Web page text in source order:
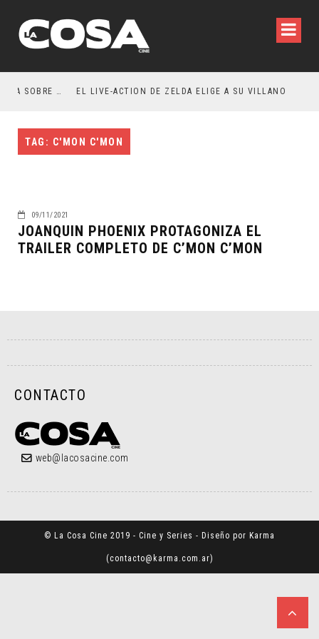
RESEÑA LA INVITACIÓN: OLIVIA WILDE REFLEXIONA SOBRE LA VIDA CONYUGAL EL LIVE-ACTION DE ZELDA ELIGE A SU VILLANO
TAG: C'MON C'MON
09/11/2021
JOANQUIN PHOENIX PROTAGONIZA EL
TRAILER COMPLETO DE C’MON C’MON
CONTACTO
web@lacosacine.com
© La Cosa Cine 2019 - Cine y Series - Diseño por Karma
(contacto@karma.com.ar)